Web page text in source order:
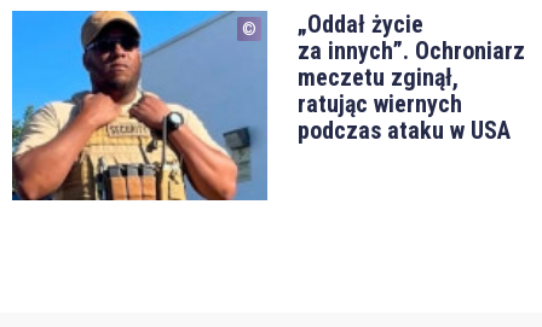
„Oddał życie
za innych”. Ochroniarz
meczetu zginął,
ratując wiernych
podczas ataku w USA